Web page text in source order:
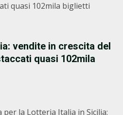
quasi 102mila biglietti
vendite in crescita del
quasi 102mila
per la Lotteria Italia in Sicilia: